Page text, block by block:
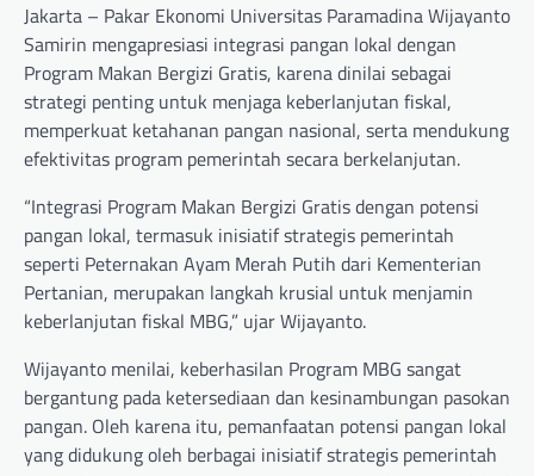
Jakarta – Pakar Ekonomi Universitas Paramadina Wijayanto
Samirin mengapresiasi integrasi pangan lokal dengan
Program Makan Bergizi Gratis, karena dinilai sebagai
strategi penting untuk menjaga keberlanjutan fiskal,
memperkuat ketahanan pangan nasional, serta mendukung
efektivitas program pemerintah secara berkelanjutan.
“Integrasi Program Makan Bergizi Gratis dengan potensi
pangan lokal, termasuk inisiatif strategis pemerintah
seperti Peternakan Ayam Merah Putih dari Kementerian
Pertanian, merupakan langkah krusial untuk menjamin
keberlanjutan fiskal MBG,” ujar Wijayanto.
Wijayanto menilai, keberhasilan Program MBG sangat
bergantung pada ketersediaan dan kesinambungan pasokan
pangan. Oleh karena itu, pemanfaatan potensi pangan lokal
yang didukung oleh berbagai inisiatif strategis pemerintah